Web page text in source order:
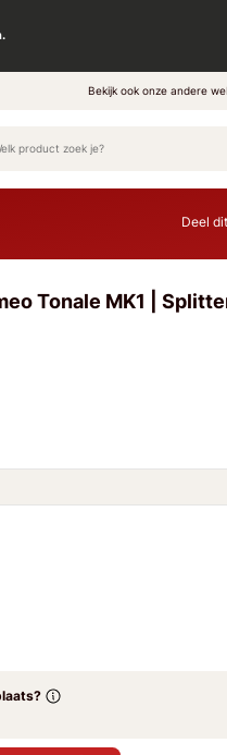
Bekijk ook onze andere
Deel
Tonale MK1 |